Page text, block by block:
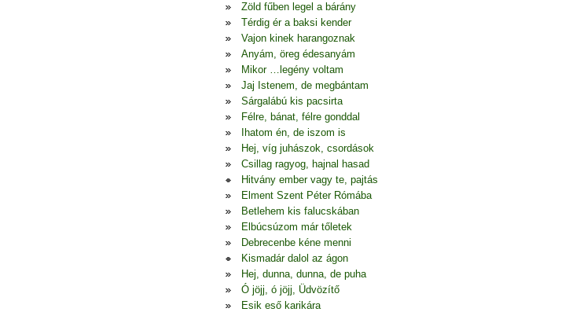
Zöld fűben legel a bárány
Térdig ér a baksi kender
Vajon kinek harangoznak
Anyám, öreg édesanyám
Mikor …legény voltam
Jaj Istenem, de megbántam
Sárgalábú kis pacsirta
Félre, bánat, félre gonddal
Ihatom én, de iszom is
Hej, víg juhászok, csordások
Csillag ragyog, hajnal hasad
Hitvány ember vagy te, pajtás
Elment Szent Péter Rómába
Betlehem kis falucskában
Elbúcsúzom már tőletek
Debrecenbe kéne menni
Kismadár dalol az ágon
Hej, dunna, dunna, de puha
Ó jöjj, ó jöjj, Üdvözítő
Esik eső karikára